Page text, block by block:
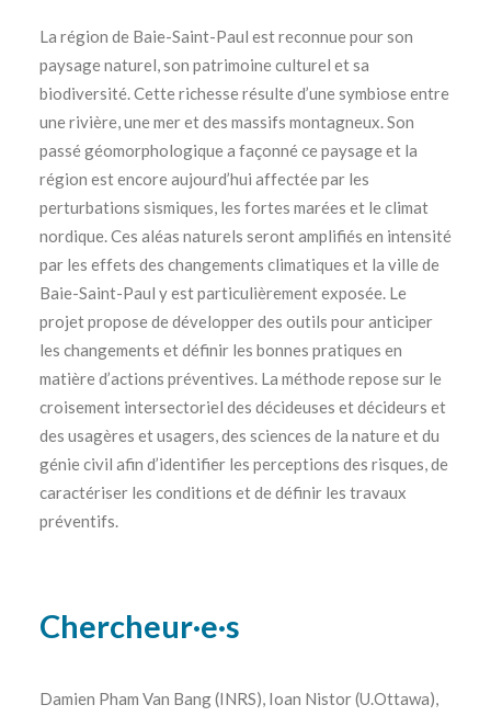
La région de Baie-Saint-Paul est reconnue pour son
paysage naturel, son patrimoine culturel et sa
biodiversité. Cette richesse résulte d’une symbiose entre
une rivière, une mer et des massifs montagneux. Son
passé géomorphologique a façonné ce paysage et la
région est encore aujourd’hui affectée par les
perturbations sismiques, les fortes marées et le climat
nordique. Ces aléas naturels seront amplifiés en intensité
par les effets des changements climatiques et la ville de
Baie-Saint-Paul y est particulièrement exposée. Le
projet propose de développer des outils pour anticiper
les changements et définir les bonnes pratiques en
matière d’actions préventives. La méthode repose sur le
croisement intersectoriel des décideuses et décideurs et
des usagères et usagers, des sciences de la nature et du
génie civil afin d’identifier les perceptions des risques, de
caractériser les conditions et de définir les travaux
préventifs.
Chercheur·e·s
Damien Pham Van Bang (INRS), Ioan Nistor (U.Ottawa),